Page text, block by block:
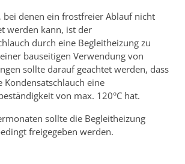
bei denen ein frostfreier Ablauf nicht
werden kann, ist der
durch eine Begleitheizung zu
bauseitigen Verwendung von
sollte darauf geachtet werden, dass
Kondensatschlauch eine
von max. 120°C hat.
sollte die Begleitheizung
freigegeben werden.